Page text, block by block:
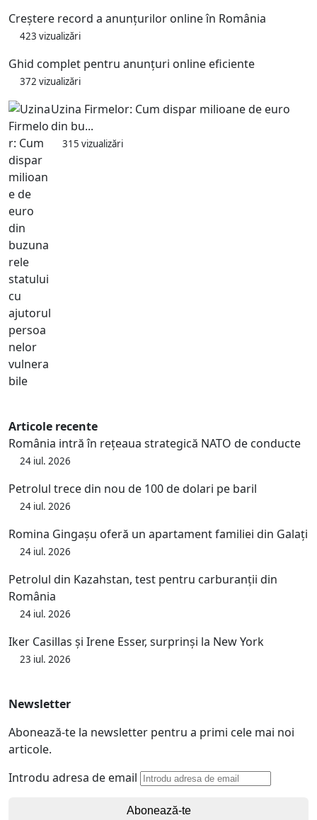
Creștere record a anunțurilor online în România
423 vizualizări
Ghid complet pentru anunțuri online eficiente
372 vizualizări
Uzina Firmelor: Cum dispar milioane de euro
din bu...
315 vizualizări
Articole recente
România intră în rețeaua strategică NATO de conducte
24 iul. 2026
Petrolul trece din nou de 100 de dolari pe baril
24 iul. 2026
Romina Gingașu oferă un apartament familiei din Galați
24 iul. 2026
Petrolul din Kazahstan, test pentru carburanții din
România
24 iul. 2026
Iker Casillas și Irene Esser, surprinși la New York
23 iul. 2026
Newsletter
Abonează-te la newsletter pentru a primi cele mai noi
articole.
Introdu adresa de email
Abonează-te